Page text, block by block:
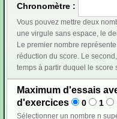
Chronomètre :
Vous pouvez mettre deux
une virgule sans espace, le
Le premier nombre
réduction du score. Le second, par défaut égal au premier, représente le
temps à partir duquel le score
Maximum d'essais
d'exercices
0 1
Sélectionner un nombre n